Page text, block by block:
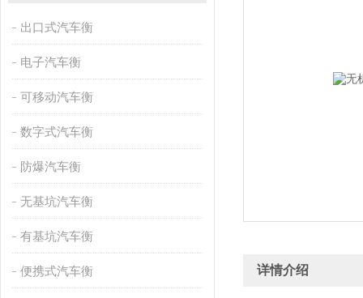
出口式汽车衡
电子汽车衡
可移动汽车衡
数字式汽车衡
防爆汽车衡
无基坑汽车衡
有基坑汽车衡
便携式汽车衡 详情介绍